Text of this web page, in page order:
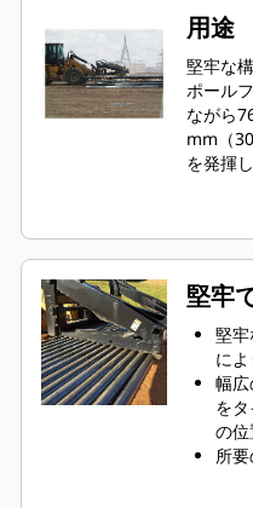
用途
堅牢な
ポール
ながら
mm（
を発揮
堅牢
堅
に
幅
を
の
所